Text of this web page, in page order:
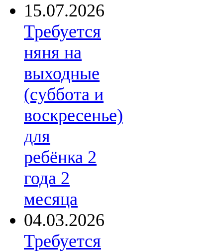
15.07.2026
Требуется
няня на
выходные
(суббота и
воскресенье)
для
ребёнка 2
года 2
месяца
04.03.2026
Требуется